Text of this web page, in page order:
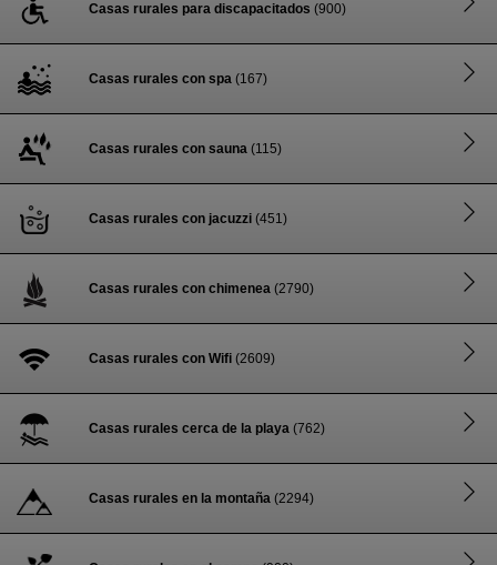
Casas rurales para discapacitados (900)
Casas rurales con spa (167)
Casas rurales con sauna (115)
Casas rurales con jacuzzi (451)
Casas rurales con chimenea (2790)
Casas rurales con Wifi (2609)
Casas rurales cerca de la playa (762)
Casas rurales en la montaña (2294)